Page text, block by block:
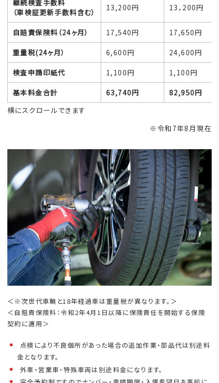
継続検査手数料
（車検証更新手数料含む）
13,200円 13，200円
自賠責保険料（24ヶ月） 17,540円 17,650円
重量税(24ヶ月） 6,600円 24,600円
検査申請印紙代 1,100円 1,100円
基本料金合計 63,740円
82,950円
横にスクロールできます
※令和7年8月現在
＜※次世代車輌と18年経過車は重量税が異なります。＞
＜自賠責保険料：令和2年4月1 日以降に保険責任を開始する保険
契約に適用＞
点検により不良個所があった場合の追加作業・部品代は別途料
金となります。
外車・営業車・特殊車両は別途料金になります。